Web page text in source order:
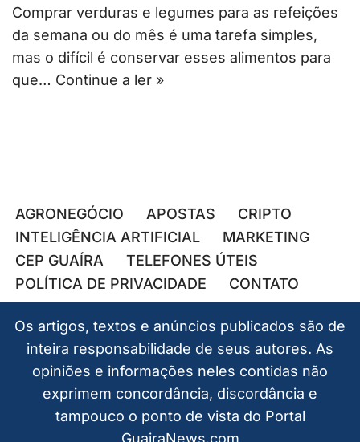
Comprar verduras e legumes para as refeições
da semana ou do mês é uma tarefa simples,
mas o difícil é conservar esses alimentos para
que… Continue a ler »
AGRONEGÓCIO APOSTAS
CRIPTO
INTELIGÊNCIA ARTIFICIAL
MARKETING
CEP GUAÍRA
TELEFONES ÚTEIS
POLÍTICA DE PRIVACIDADE
CONTATO
Os artigos, textos e anúncios publicados são de
inteira responsabilidade de seus autores. As
opiniões e informações neles contidas não
exprimem concordância, discordância e
tampouco o ponto de vista do Portal